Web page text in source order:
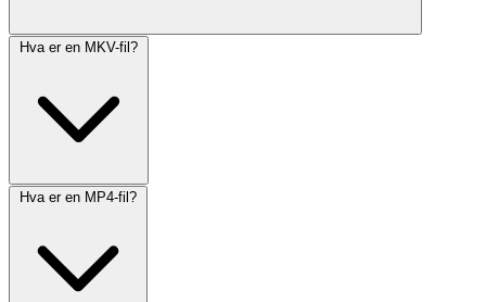
Hva er en MKV-fil?
Hva er en MP4-fil?